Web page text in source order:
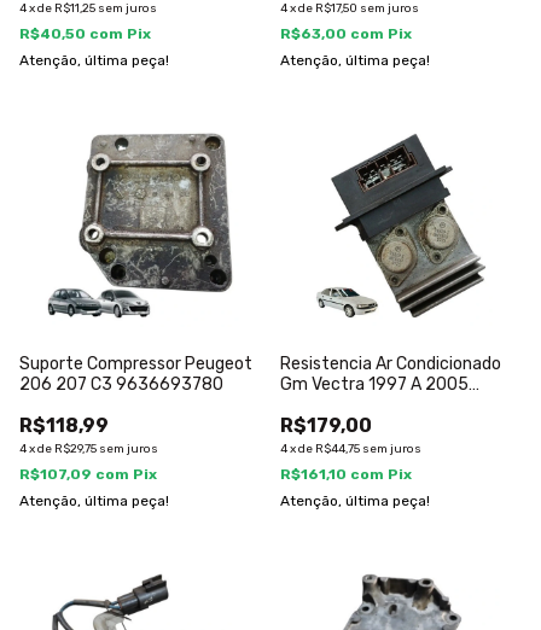
4xde R$11,25 sem juros
R$40,50 com Pix
Atenção, última peça!
4xde R$17,50 sem juros
R$63,00 com Pix
Atenção, última peça!
Suporte Compressor Peugeot
206 207 C3 9636693780
R$118,99
4xde R$29,75 sem juros
R$107,09 com Pix
Atenção, última peça!
Resistencia Ar Condicionado
Gm Vectra 1997 A 2005
R$179,00
4xde R$44,75 sem juros
R$161,10 com Pix
Atenção, última peça!